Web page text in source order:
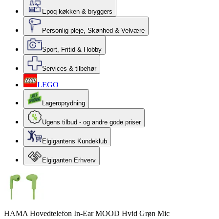
Epoq køkken & bryggers
Personlig pleje, Skønhed & Velvære
Sport, Fritid & Hobby
Services & tilbehør
LEGO
Lageroprydning
Ugens tilbud - og andre gode priser
Elgigantens Kundeklub
Elgiganten Erhverv
HAMA Hovedtelefon In-Ear MOOD Hvid Grøn Mic